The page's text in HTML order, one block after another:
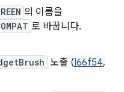
의 이름을
로 바꿉니다.
노출 (I66f54,